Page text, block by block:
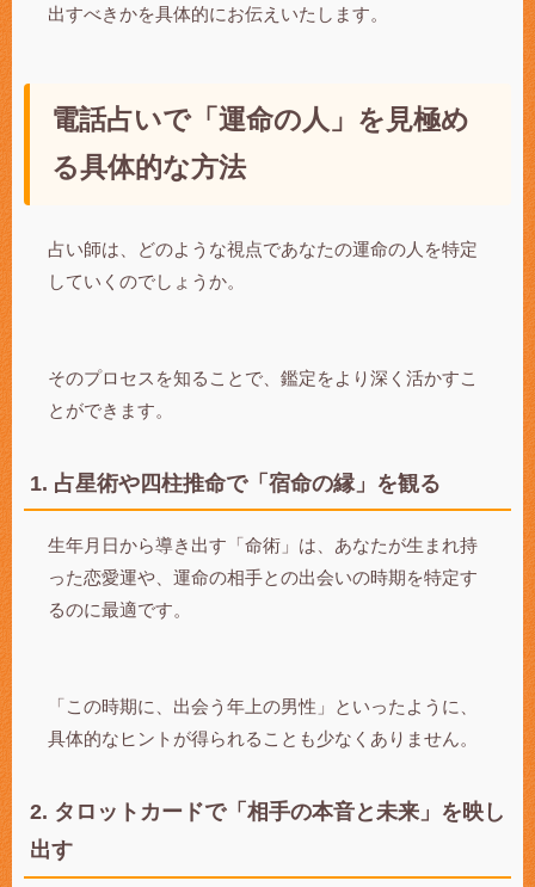
出すべきかを具体的にお伝えいたします。
電話占いで「運命の人」を見極め
る具体的な方法
占い師は、どのような視点であなたの運命の人を特定
していくのでしょうか。
そのプロセスを知ることで、鑑定をより深く活かすこ
とができます。
1. 占星術や四柱推命で「宿命の縁」を観る
生年月日から導き出す「命術」は、あなたが生まれ持
った恋愛運や、運命の相手との出会いの時期を特定す
るのに最適です。
「この時期に、出会う年上の男性」といったように、
具体的なヒントが得られることも少なくありません。
2. タロットカードで「相手の本音と未来」を映し
出す